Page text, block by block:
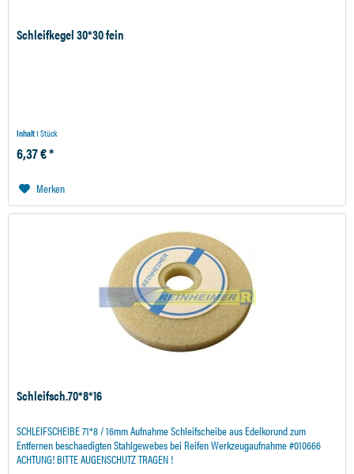
Schleifkegel 30*30 fein
Inhalt1 Stück
6,37 € *
Merken
Schleifsch.70*8*16
SCHLEIFSCHEIBE 71*8 / 16mm Aufnahme Schleifscheibe aus Edelkorund zum
Entfernen beschaedigten Stahlgewebes bei Reifen Werkzeugaufnahme #010666
ACHTUNG! BITTE AUGENSCHUTZ TRAGEN !